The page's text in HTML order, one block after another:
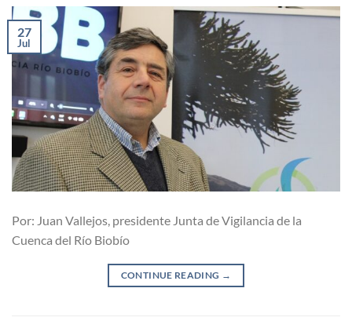
27
Jul
Por: Juan Vallejos, presidente Junta de Vigilancia de la
Cuenca del Río Biobío
CONTINUE READING →